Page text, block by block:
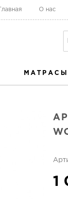
Главная О нас
МАТРАСЫ
1